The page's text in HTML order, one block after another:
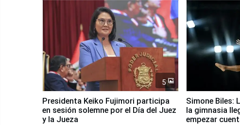
5
Presidenta Keiko Fujimori participa
en sesión solemne por el Día del Juez
y la Jueza
Simone Biles:
la gimnasia
empezar